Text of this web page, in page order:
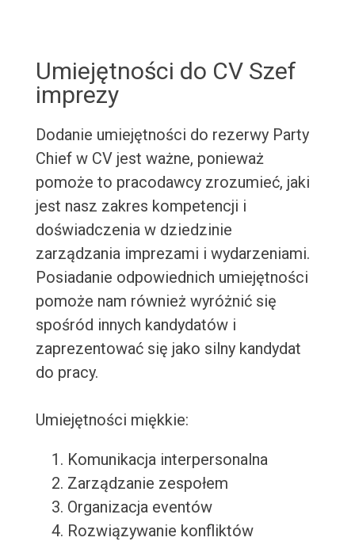
Umiejętności do CV Szef
imprezy
Dodanie umiejętności do rezerwy Party
Chief w CV jest ważne, ponieważ
pomoże to pracodawcy zrozumieć, jaki
jest nasz zakres kompetencji i
doświadczenia w dziedzinie
zarządzania imprezami i wydarzeniami.
Posiadanie odpowiednich umiejętności
pomoże nam również wyróżnić się
spośród innych kandydatów i
zaprezentować się jako silny kandydat
do pracy.
Umiejętności miękkie:
Komunikacja interpersonalna
Zarządzanie zespołem
Organizacja eventów
Rozwiązywanie konfliktów